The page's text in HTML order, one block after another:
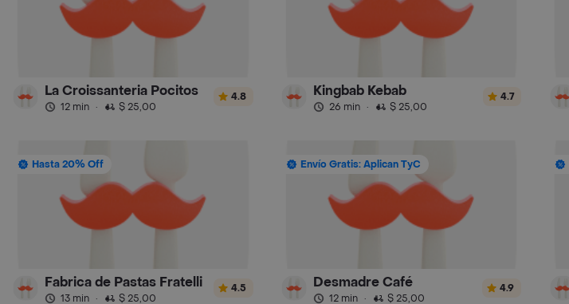
La Croissanteria Pocitos
12 min · $ 25,00
4.8 Kingbab Kebab
26 min · $ 25,00
4.7
Hasta 20% Off
Fabrica de Pastas Fratelli
13 min · $ 25,00
4.5
Envío Gratis: Aplican TyC
Desmadre Café
12 min · $ 25,00
4.9